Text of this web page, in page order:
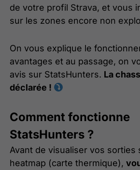
de votre profil Strava, et vous
sur les zones encore non
On vous explique le
avantages et au passage, on
avis sur StatsHunters. La
déclarée !
Comment fonctionne
StatsHunters ?
Avant de visualiser vos sorties
heatmap (carte thermique),